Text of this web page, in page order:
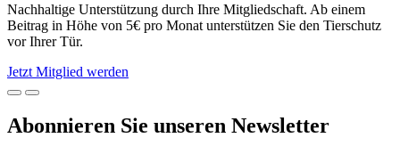
Nachhaltige Unterstützung durch Ihre Mitgliedschaft. Ab einem
Beitrag in Höhe von 5€ pro Monat unterstützen Sie den Tierschutz
vor Ihrer Tür.
Jetzt Mitglied werden
Abonnieren Sie unseren Newsletter